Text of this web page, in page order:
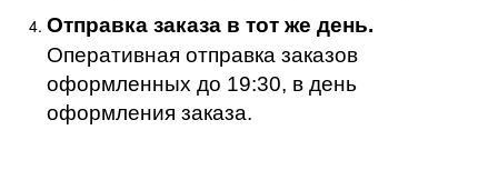
Отправка заказа в тот же день.
Оперативная отправка заказов
оформленных до 19:30, в день
оформления заказа.